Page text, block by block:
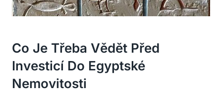
Co Je Třeba Vědět Před
‍investicí⁢ Do Egyptské
Nemovitosti